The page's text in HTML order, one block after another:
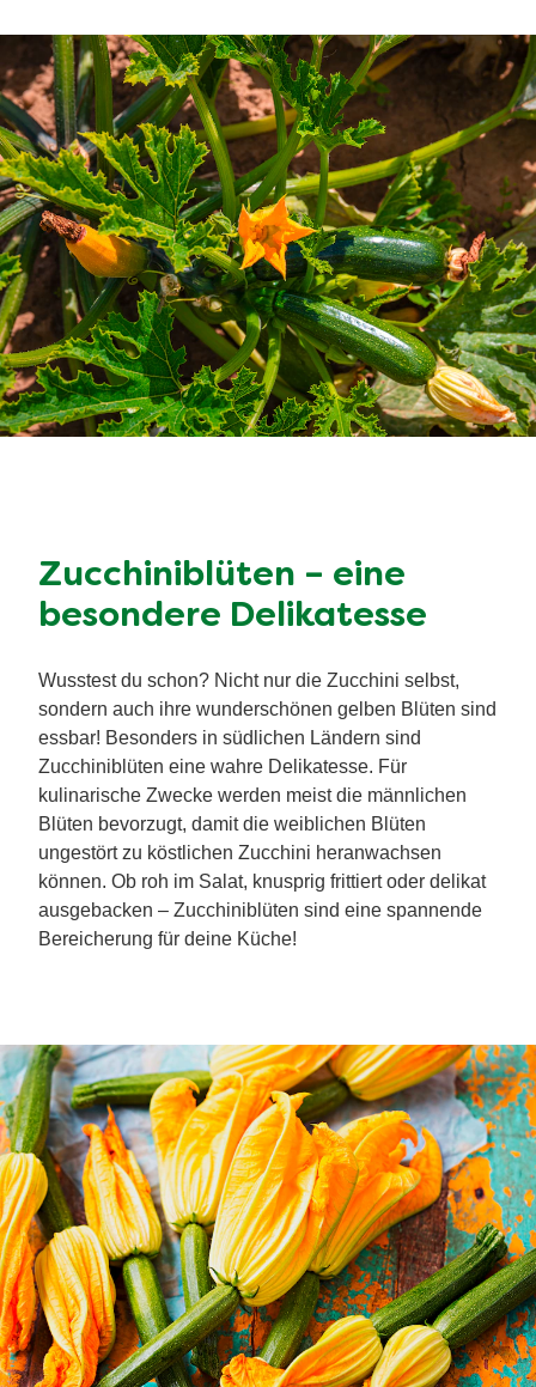
Zucchiniblüten – eine
besondere Delikatesse
Wusstest du schon? Nicht nur die Zucchini selbst,
sondern auch ihre wunderschönen gelben Blüten sind
essbar! Besonders in südlichen Ländern sind
Zucchiniblüten eine wahre Delikatesse. Für
kulinarische Zwecke werden meist die männlichen
Blüten bevorzugt, damit die weiblichen Blüten
ungestört zu köstlichen Zucchini heranwachsen
können. Ob roh im Salat, knusprig frittiert oder delikat
ausgebacken – Zucchiniblüten sind eine spannende
Bereicherung für deine Küche!